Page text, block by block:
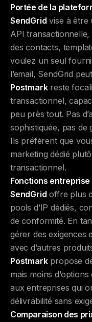
Portée de la
SendGrid vise à être
API
des contacts,
voulez un seul
l’email, SendGrid
Postmarkreste
transactionnel,
peu près tout. Pas
sophistiquée, pas de
Ils préfèrent que
marketing dédié
transactionnel.
Fonctions entreprise
SendGrid offre plus
pools d’IP dédiés,
de conformité. En
gérer des exigences
avec d’autres
Postmarkpropose
mais moins
aux entreprises qui
délivrabilité sans
Comparaison des